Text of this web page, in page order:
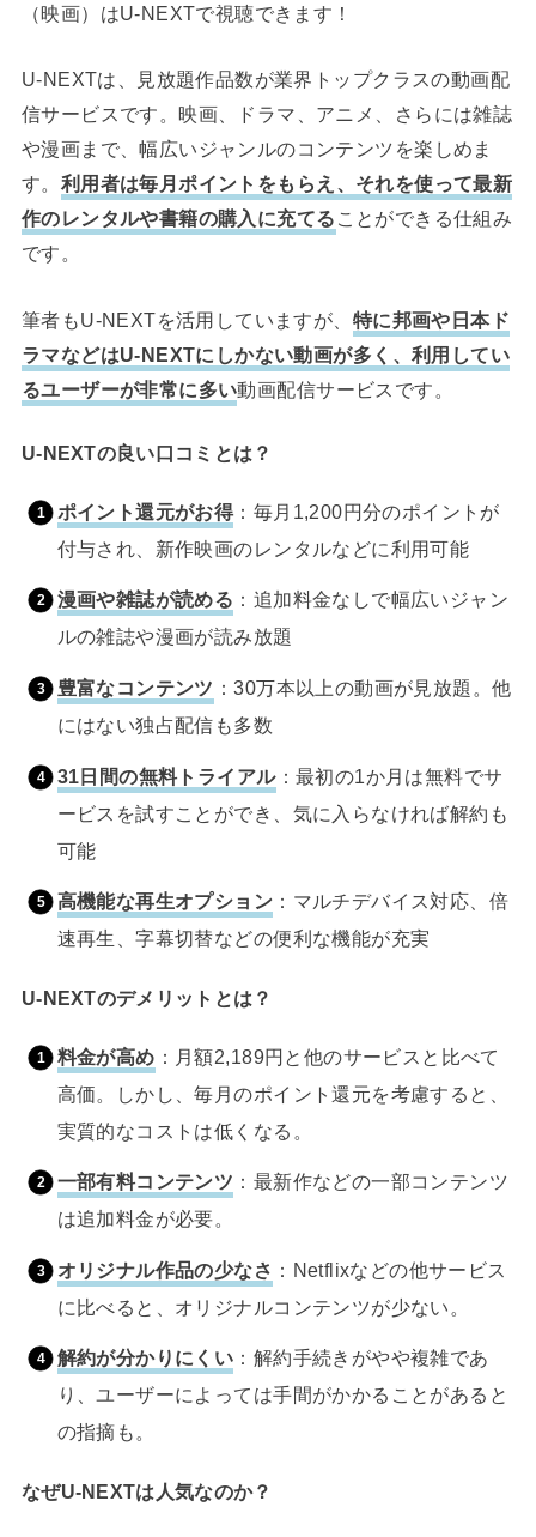
（映画）はU-NEXTで視聴できます！
U-NEXTは、見放題作品数が業界トップクラスの動画配
信サービスです。映画、ドラマ、アニメ、さらには雑誌
や漫画まで、幅広いジャンルのコンテンツを楽しめま
す。 利用者は毎月ポイントをもらえ、それを使って最新
作のレンタルや書籍の購入に充てる ことができる仕組み
です。
筆者もU-NEXTを活用していますが、 特に邦画や日本ド
ラマなどはU-NEXTにしかない動画が多く、利用してい
るユーザーが非常に多い動画配信サービスです。
U-NEXTの良い口コミとは？
ポイント還元がお得：毎月1,200円分のポイントが
付与され、新作映画のレンタルなどに利用可能
漫画や雑誌が読める ：追加料金なしで幅広いジャン
ルの雑誌や漫画が読み放題
豊富なコンテンツ ：30万本以上の動画が見放題。他
にはない独占配信も多数
31日間の無料トライアル：最初の1か月は無料でサ
ービスを試すことができ、気に入らなければ解約も
可能
高機能な再生オプション ：マルチデバイス対応、倍
速再生、字幕切替などの便利な機能が充実
U-NEXTのデメリットとは？
料金が高め ：月額2,189円と他のサービスと比べて
高価。しかし、毎月のポイント還元を考慮すると、
実質的なコストは低くなる。
一部有料コンテンツ ：最新作などの一部コンテンツ
は追加料金が必要。
オリジナル作品の少なさ ：Netflixなどの他サービス
に比べると、オリジナルコンテンツが少ない。
解約が分かりにくい ：解約手続きがやや複雑であ
り、ユーザーによっては手間がかかることがあると
の指摘も。
なぜU-NEXTは人気なのか？